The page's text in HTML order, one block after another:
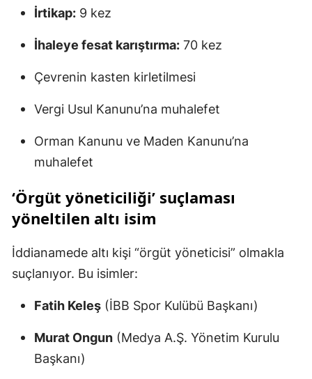
İrtikap: 9 kez
İhaleye fesat karıştırma: 70 kez
Çevrenin kasten kirletilmesi
Vergi Usul Kanunu’na muhalefet
Orman Kanunu ve Maden Kanunu’na
muhalefet
‘Örgüt yöneticiliği’ suçlaması
yöneltilen altı isim
İddianamede altı kişi “örgüt yöneticisi” olmakla
suçlanıyor. Bu isimler:
Fatih Keleş (İBB Spor Kulübü Başkanı)
Murat Ongun (Medya A.Ş. Yönetim Kurulu
Başkanı)